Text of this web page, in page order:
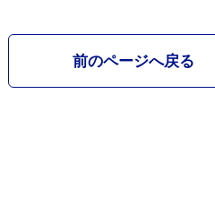
前のページへ戻る